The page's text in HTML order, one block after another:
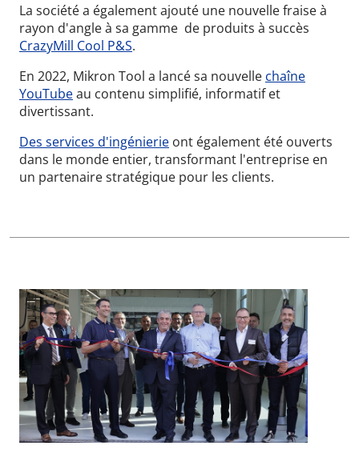
La société a également ajouté une nouvelle fraise à
rayon d'angle à sa gamme de produits à succès
CrazyMill Cool P&S.
En 2022, Mikron Tool a lancé sa nouvelle chaîne
YouTubeau contenu simplifié, informatif et
divertissant.
Des services d'ingénierie ont également été ouverts
dans le monde entier, transformant l'entreprise en
un partenaire stratégique pour les clients.